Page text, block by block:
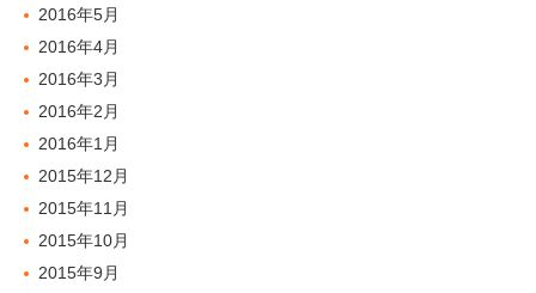
2016年5月
2016年4月
2016年3月
2016年2月
2016年1月
2015年12月
2015年11月
2015年10月
2015年9月